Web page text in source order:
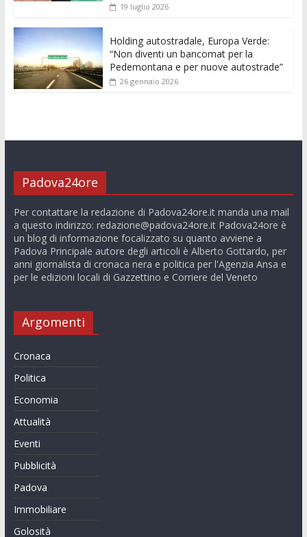
19 luglio 2026
Holding autostradale, Europa Verde:
“Non diventi un bancomat per la
Pedemontana e per nuove autostrade”
26 gennaio 2026
Padova24ore
Per contattare la redazione di Padova24ore.it manda una mail
a questo indirizzo: redazione@padova24ore.itPadova24ore è
un blog di informazione focalizzato su quanto avviene a
Padova Principale autore degli articoli è Alberto Gottardo, per
anni giornalista di cronaca nera e politica per l'Agenzia Ansa e
per le edizioni locali di Gazzettino e Corriere del Veneto
Argomenti
Cronaca
Politica
Economia
Attualità
Eventi
Pubblicità
Padova
Immobiliare
Golosità